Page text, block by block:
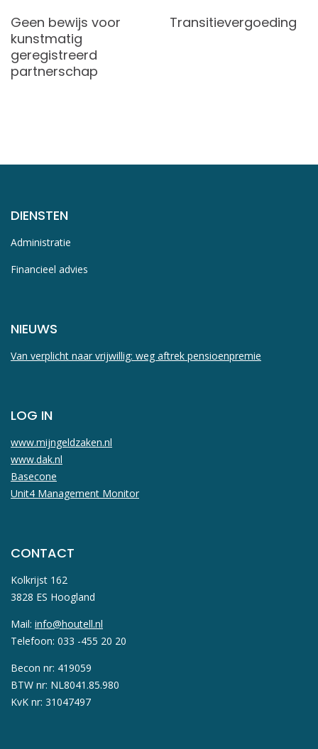
Geen bewijs voor
kunstmatig
geregistreerd
partnerschap
Transitievergoeding
DIENSTEN
Administratie
Financieel advies
NIEUWS
Van verplicht naar vrijwillig: weg aftrek pensioenpremie
LOG IN
www.mijngeldzaken.nl
www.dak.nl
Basecone
Unit4 Management Monitor
CONTACT
Kolkrijst 162
3828 ES Hoogland
Mail: info@houtell.nl
Telefoon: 033 -455 20 20
Becon nr: 419059
BTW nr: NL8041.85.980
KvK nr: 31047497